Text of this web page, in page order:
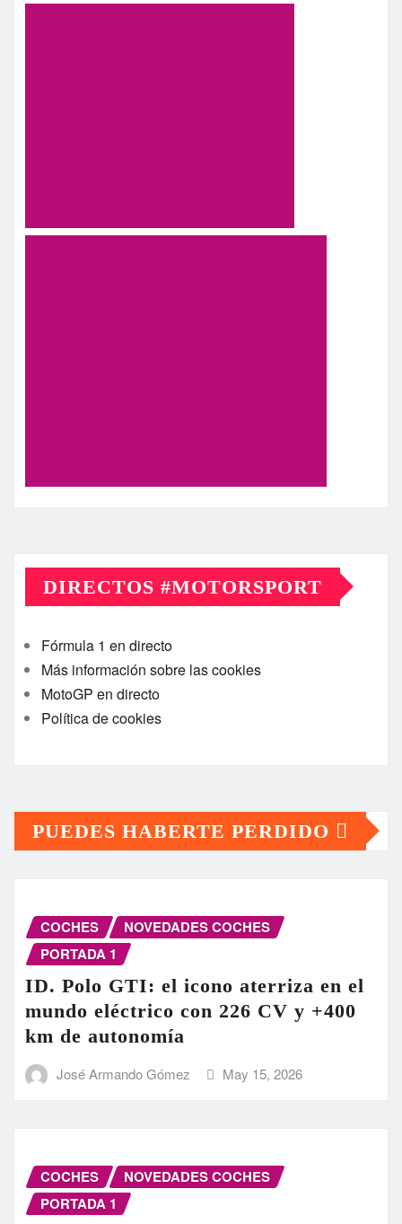
DIRECTOS #MOTORSPORT
Fórmula 1 en directo
Más información sobre las cookies
MotoGP en directo
Política de cookies
PUEDES HABERTE PERDIDO
COCHES
NOVEDADES COCHES
PORTADA 1
ID. Polo GTI: el icono aterriza en el
mundo eléctrico con 226 CV y +400
km de autonomía
José Armando Gómez May 15, 2026
COCHES
NOVEDADES COCHES
PORTADA 1